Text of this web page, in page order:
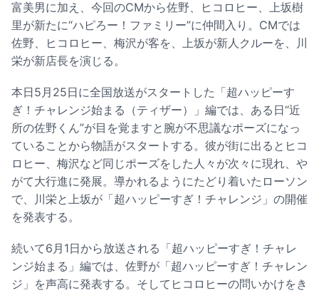
富美男に加え、今回のCMから佐野、ヒコロヒー、上坂樹
里が新たに“ハピろー！ファミリー”に仲間入り。CMでは
佐野、ヒコロヒー、梅沢が客を、上坂が新人クルーを、川
栄が新店長を演じる。
本日5月25日に全国放送がスタートした「超ハッピーす
ぎ！チャレンジ始まる（ティザー）」編では、ある日“近
所の佐野くん”が目を覚ますと腕が不思議なポーズになっ
ていることから物語がスタートする。彼が街に出るとヒコ
ロヒー、梅沢など同じポーズをした人々が次々に現れ、や
がて大行進に発展。導かれるようにたどり着いたローソン
で、川栄と上坂が「超ハッピーすぎ！チャレンジ」の開催
を発表する。
続いて6月1日から放送される「超ハッピーすぎ！チャレ
ンジ始まる」編では、佐野が「超ハッピーすぎ！チャレン
ジ」を声高に発表する。そしてヒコロヒーの問いかけをき